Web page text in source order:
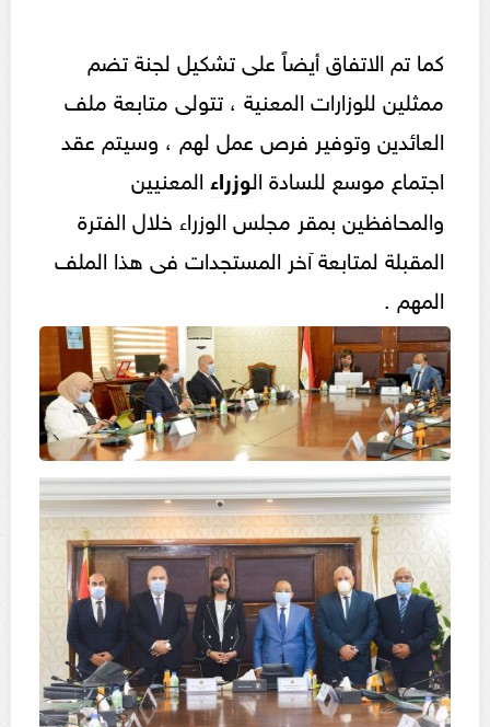
كما تم الاتفاق أيضاً على تشكيل لجنة تضم
ممثلين للوزارات المعنية ، تتولى متابعة ملف
العائدين وتوفير فرص عمل لهم ، وسيتم عقد
اجتماع موسع للسادة الوزراء المعنيين
والمحافظين بمقر مجلس الوزراء خلال الفترة
المقبلة لمتابعة آخر المستجدات فى هذا الملف
المهم .